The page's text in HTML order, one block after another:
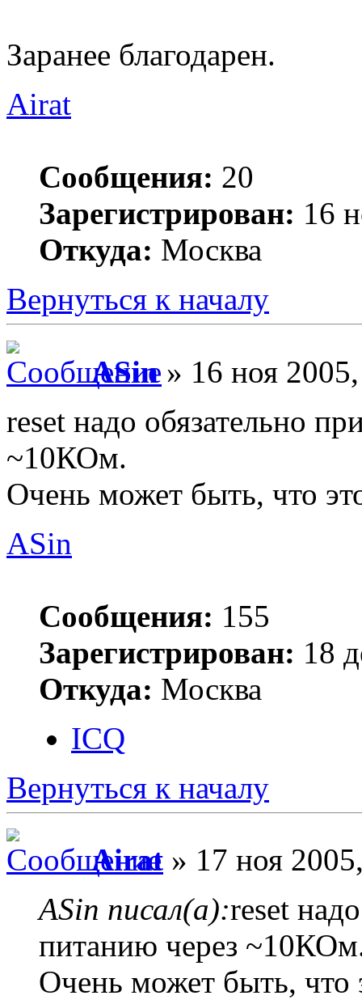
Заранее благодарен.
Airat
Сообщения: 20
Зарегистрирован: 16
Откуда: Москва
Вернуться к началу
ASin» 16 ноя
reset надо обязательно
~10КОм.
Очень может быть, что
ASin
Сообщения: 155
Зарегистрирован: 18
Откуда: Москва
ICQ
Вернуться к началу
Airat » 17 ноя
ASin писал(а):reset
питанию через
Очень может быть, что